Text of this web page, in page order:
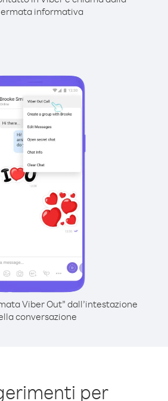
informativa
Viber Out” dall’intestazione
conversazione
per